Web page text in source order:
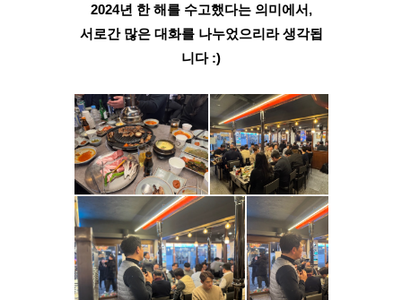
2024년 한 해를 수고했다는 의미에서,
서로간 많은 대화를 나누었으리라 생각됩
니다 :)